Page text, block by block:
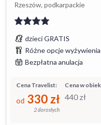
Rzeszów, podkarpackie
dzieci GRATIS
Różne opcje wyżywienia
Bezpłatna anulacja
Cena w
440 zł
Cena Travelist:
od 330 zł
2 dorosłych